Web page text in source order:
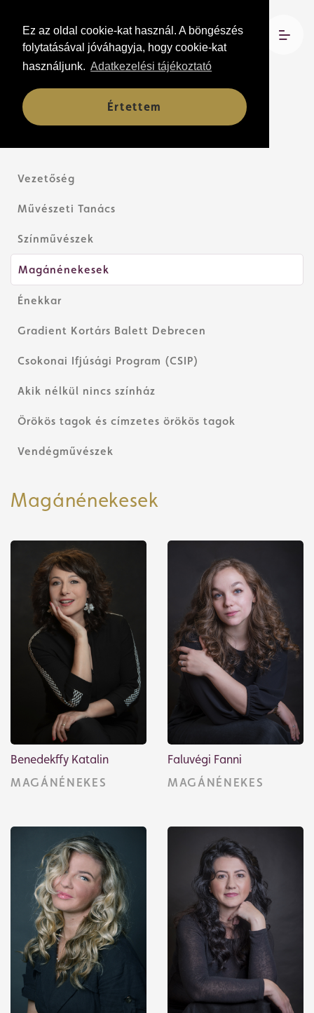
Ez az oldal cookie-kat használ. A böngészés
folytatásával jóváhagyja, hogy cookie-kat
használjunk. Adatkezelési tájékoztató
Értettem
Jegyvásárlás
Társulat
Vezetőség
Művészeti Tanács
Színművészek
Magánénekesek
Énekkar
Gradient Kortárs Balett Debrecen
Csokonai Ifjúsági Program (CSIP)
Akik nélkül nincs színház
Örökös tagok és címzetes örökös tagok
Vendégművészek
Magánénekesek
Benedekffy Katalin
MAGÁNÉNEKES
Faluvégi Fanni
MAGÁNÉNEKES